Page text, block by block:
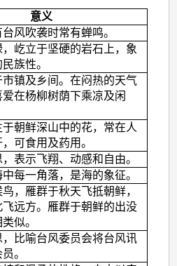
意义
风吹袭时常有蝉鸣。
屹立于坚硬的岩石上，象
族性。
镇及乡间。在闷热的天气
在杨柳树荫下乘凉及闲
朝鲜深山中的花，常在人
可食用及药用。
表示飞翔、动感和自由。
每一角落，是海的象征。
，雁群于秋天飞抵朝鲜，
远方。雁群于朝鲜的出没
似。
比喻台风委员会将台风讯
。